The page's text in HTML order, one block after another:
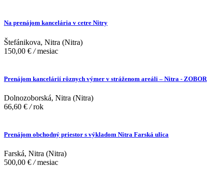
Na prenájom kancelária v cetre Nitry
Štefánikova, Nitra (Nitra)
150,00 € /mesiac
Prenájom kancelárií rôznych výmer v stráženom areáli – Nitra - ZOBOR
Dolnozoborská, Nitra (Nitra)
66,60 € /rok
Prenájom obchodný priestor s výkladom Nitra Farská ulica
Farská, Nitra (Nitra)
500,00 € /mesiac